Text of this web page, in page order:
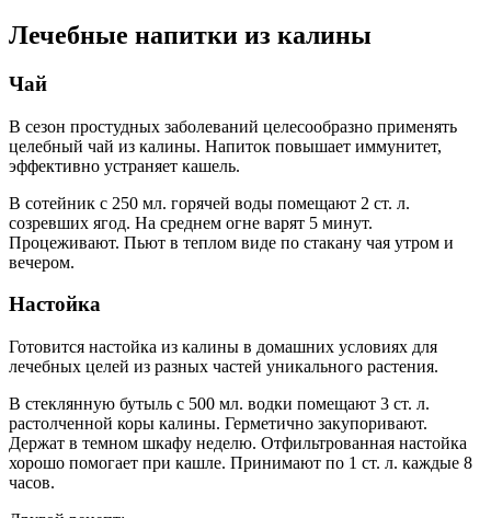
Лечебные напитки из калины
Чай
В сезон простудных заболеваний целесообразно применять
целебный чай из калины. Напиток повышает иммунитет,
эффективно устраняет кашель.
В сотейник с 250 мл. горячей воды помещают 2 ст. л.
созревших ягод. На среднем огне варят 5 минут.
Процеживают. Пьют в теплом виде по стакану чая утром и
вечером.
Настойка
Готовится настойка из калины в домашних условиях для
лечебных целей из разных частей уникального растения.
В стеклянную бутыль с 500 мл. водки помещают 3 ст. л.
растолченной коры калины. Герметично закупоривают.
Держат в темном шкафу неделю. Отфильтрованная настойка
хорошо помогает при кашле. Принимают по 1 ст. л. каждые 8
часов.